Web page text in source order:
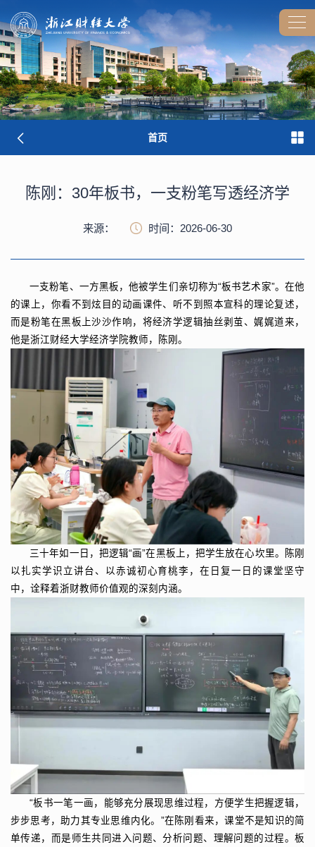
首页
陈刚：30年板书，一支粉笔写透经济学
来源： 时间：2026-06-30
一支粉笔、一方黑板，他被学生们亲切称为“板书艺术家”。在他
的课上，你看不到炫目的动画课件、听不到照本宣科的理论复述，
而是粉笔在黑板上沙沙作响，将经济学逻辑抽丝剥茧、娓娓道来，
他是浙江财经大学经济学院教师，陈刚。
三十年如一日，把逻辑“画”在黑板上，把学生放在心坎里。陈刚
以扎实学识立讲台、以赤诚初心育桃李，在日复一日的课堂坚守
中，诠释着浙财教师价值观的深刻内涵。
“板书一笔一画，能够充分展现思维过程，方便学生把握逻辑，
步步思考，助力其专业思维内化。”在陈刚看来，课堂不是知识的简
单传递，而是师生共同进入问题、分析问题、理解问题的过程。板